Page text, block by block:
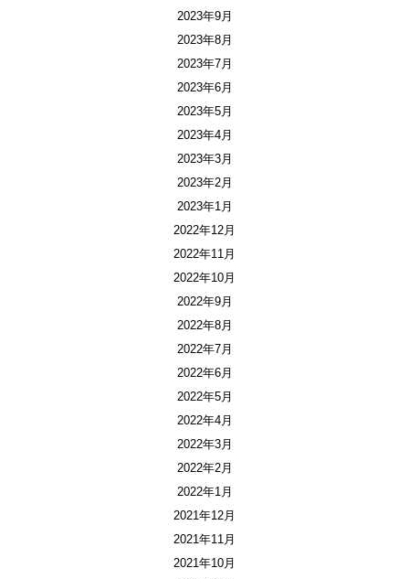
2023年9月
2023年8月
2023年7月
2023年6月
2023年5月
2023年4月
2023年3月
2023年2月
2023年1月
2022年12月
2022年11月
2022年10月
2022年9月
2022年8月
2022年7月
2022年6月
2022年5月
2022年4月
2022年3月
2022年2月
2022年1月
2021年12月
2021年11月
2021年10月